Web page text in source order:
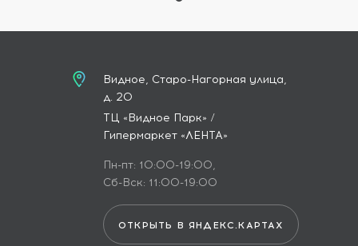
Видное, Старо-Нагорная улица,
д. 20
ТЦ «Видное Парк» /
Гипермаркет «ЛЕНТА»
Пн-пт: 10:00-19:00,
Сб-Вск: 11:00-19:00
ОТКРЫТЬ В ЯНДЕКС.КАРТАХ